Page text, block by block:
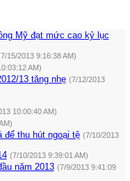
Mỹ đạt mức cao kỷ lục
15/2013 9:16:38 AM)
AM)
13 tăng nhẹ (7/12/2013
10:00:40 AM)
để thu hút ngoại tệ (7/10/2013
(7/10/2013 9:39:01 AM)
năm 2013 (7/9/2013 9:41:09